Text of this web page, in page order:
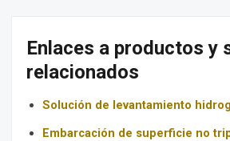
Enlaces a productos y
relacionados
Solución de levantamiento
Embarcación de superficie no